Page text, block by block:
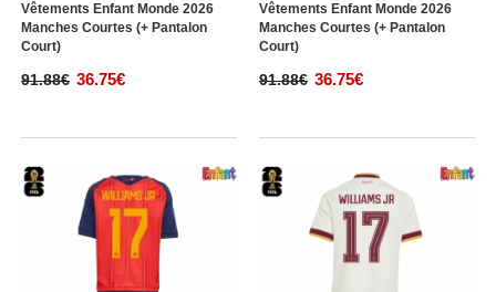
Vêtements Enfant Monde 2026
Manches Courtes (+ Pantalon
Court)
91.88€ 36.75€
Vêtements Enfant Monde 2026
Manches Courtes (+ Pantalon
Court)
91.88€ 36.75€